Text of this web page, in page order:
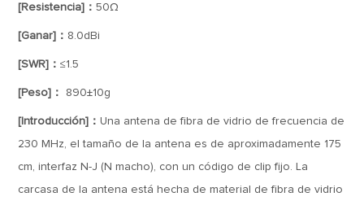
[Resistencia]：50Ω
[Ganar]： 8.0dBi
[SWR]：≤1.5
[Peso]： 890±10g
[Introducción]：Una antena de fibra de vidrio de frecuencia de
230 MHz, el tamaño de la antena es de aproximadamente 175
cm, interfaz N-J (N macho), con un código de clip fijo. La
carcasa de la antena está hecha de material de fibra de vidrio